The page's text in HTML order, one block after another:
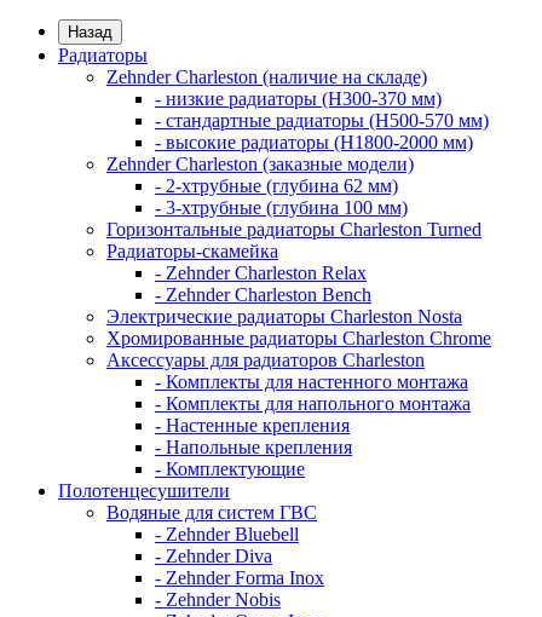
Назад
Радиаторы
Zehnder Charleston (наличие на складе)
- низкие радиаторы (H300-370 мм)
- стандартные радиаторы (H500-570 мм)
- высокие радиаторы (H1800-2000 мм)
Zehnder Charleston (заказные модели)
- 2-хтрубные (глубина 62 мм)
- 3-хтрубные (глубина 100 мм)
Горизонтальные радиаторы Charleston Turned
Радиаторы-скамейка
- Zehnder Charleston Relax
- Zehnder Charleston Bench
Электрические радиаторы Charleston Nosta
Хромированные радиаторы Charleston Chrome
Аксессуары для радиаторов Charleston
- Комплекты для настенного монтажа
- Комплекты для напольного монтажа
- Настенные крепления
- Напольные крепления
- Комплектующие
Полотенцесушители
Водяные для систем ГВС
- Zehnder Bluebell
- Zehnder Diva
- Zehnder Forma Inox
- Zehnder Nobis